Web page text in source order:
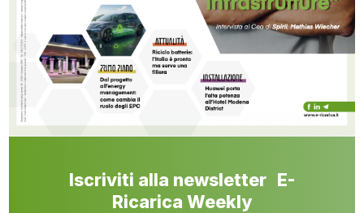
Iscriviti alla newsletter E-
Ricarica Weekly